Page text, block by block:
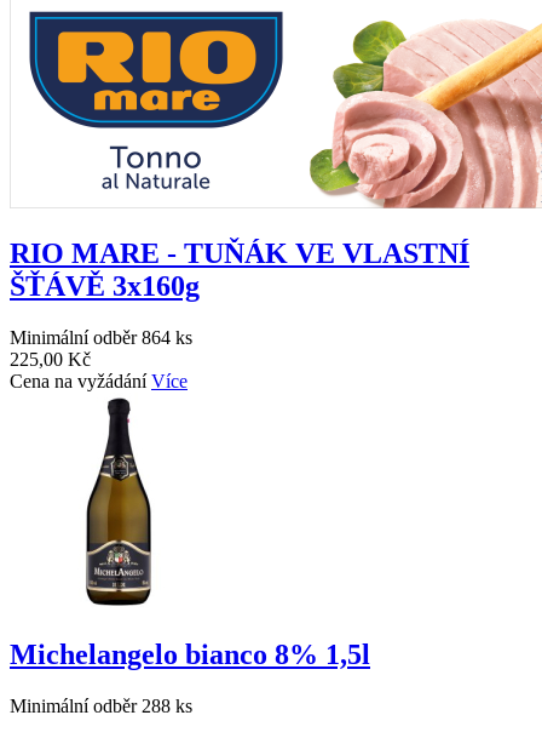
RIO MARE - TUŇÁK VE VLASTNÍ
ŠŤÁVĚ 3x160g
Minimální odběr 864 ks
225,00 Kč
Cena na vyžádáníVíce
Michelangelo bianco 8% 1,5l
Minimální odběr 288 ks